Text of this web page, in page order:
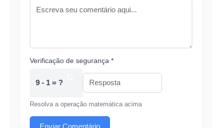
Verificação de segurança *
9 - 1 = ?
Resolva a operação matemática acima